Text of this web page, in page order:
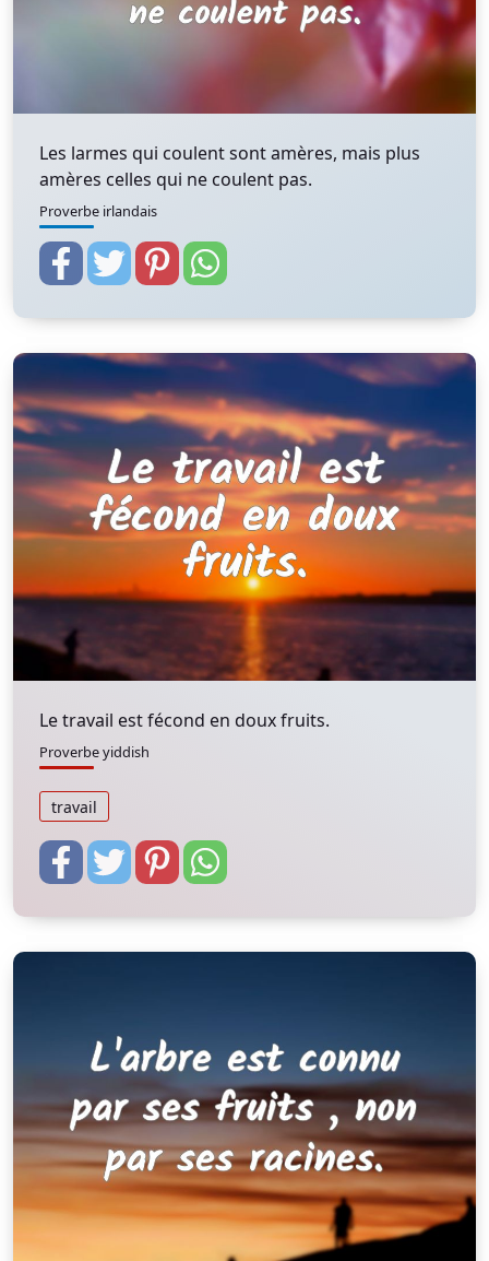
Les larmes qui coulent sont amères, mais plus
amères celles qui ne coulent pas.
Proverbe irlandais
Le travail est fécond en doux fruits.
Proverbe yiddish
travail